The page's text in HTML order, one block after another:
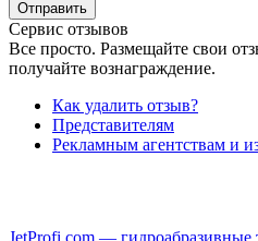
Сервис отзывов
Все просто. Размещайте свои
получайте вознаграждение.
Как удалить отзыв?
Представителям
Рекламным агентствам и